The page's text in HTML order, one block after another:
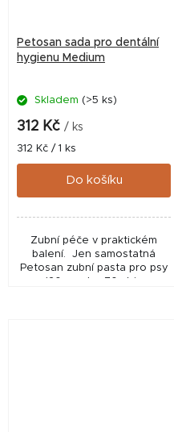
Petosan sada pro dentální
hygienu Medium
Skladem (>5 ks)
312 Kč / ks
Měrná
cena:
312 Kč / 1 ks
Do košíku
Zubní péče v praktickém
balení. Jen samostatná
Petosan zubní pasta pro psy